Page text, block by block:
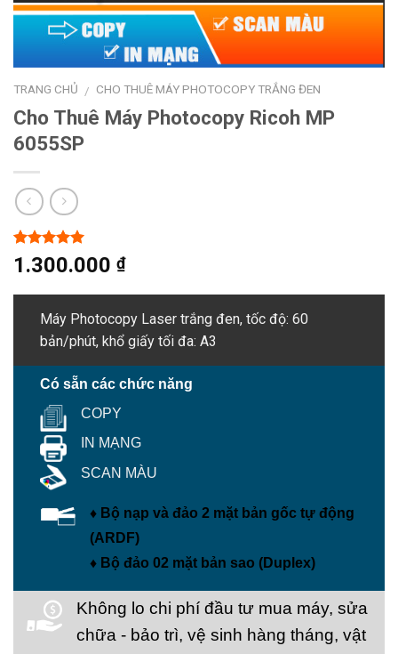
TRANG CHỦ / CHO THUÊ MÁY PHOTOCOPY TRẮNG ĐEN
Cho Thuê Máy Photocopy Ricoh MP
6055SP
5.00trên 5
dựa trên
1
1.300.000 ₫
Máy Photocopy Laser trắng đen, tốc độ: 60
bản/phút, khổ giấy tối đa: A3
Có sẵn các chức năng
COPY
IN MẠNG
SCAN MÀU
♦ Bộ nạp và đảo 2 mặt bản gốc tự động
(ARDF)
♦ Bộ đảo 02 mặt bản sao (Duplex)
Không lo chi phí đầu tư mua máy, sửa
chữa - bảo trì, vệ sinh hàng tháng, vật